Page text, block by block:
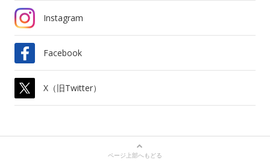
Instagram
Facebook
X（旧Twitter）
ページ上部へもどる